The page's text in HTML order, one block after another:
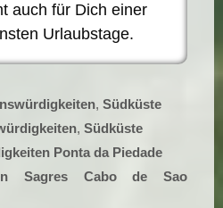
auch für Dich einer
Urlaubstage.
,Südküste
,Südküste
Ponta da Piedade
Sagres Cabo de Sao